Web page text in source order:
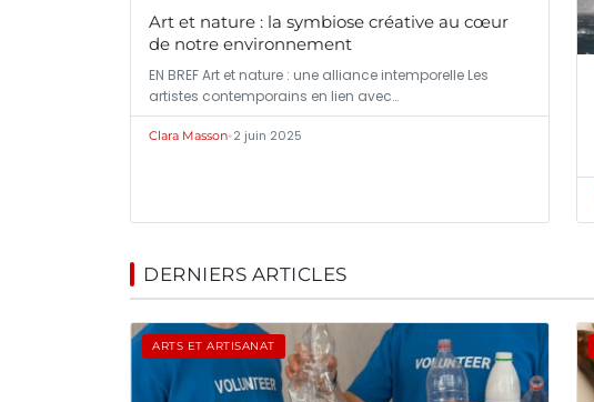
Art et nature : la symbiose créative au cœur
de notre environnement
EN BREF Art et nature : une alliance intemporelle Les
artistes contemporains en lien avec…
Clara Masson•2 juin 2025
DERNIERS ARTICLES
ARTS ET ARTISANAT